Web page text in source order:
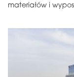
materiałów i